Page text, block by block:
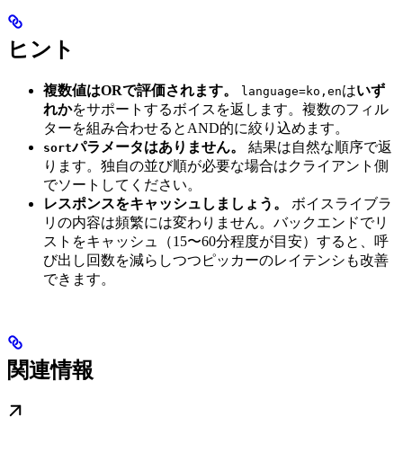
ヒント
複数値はORで評価されます。 language=ko,enはいず
れかをサポートするボイスを返します。複数のフィル
ターを組み合わせるとAND的に絞り込めます。
sortパラメータはありません。
結果は自然な順序で返
ります。独自の並び順が必要な場合はクライアント側
でソートしてください。
レスポンスをキャッシュしましょう。
ボイスライブラ
リの内容は頻繁には変わりません。バックエンドでリ
ストをキャッシュ（15〜60分程度が目安）すると、呼
び出し回数を減らしつつピッカーのレイテンシも改善
できます。
関連情報